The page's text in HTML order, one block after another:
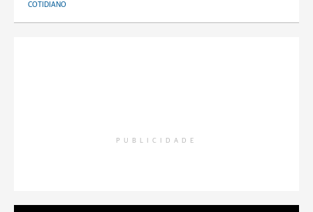
COTIDIANO
PUBLICIDADE